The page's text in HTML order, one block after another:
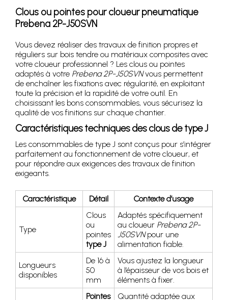
Clous ou pointes pour cloueur pneumatique
Prebena 2P-J50SVN
Vous devez réaliser des travaux de finition propres et
réguliers sur bois tendre ou matériaux composites avec
votre cloueur professionnel ? Les clous ou pointes
adaptés à votre Prebena 2P-J50SVNvous permettent
de enchaîner les fixations avec régularité, en exploitant
toute la précision et la rapidité de votre outil. En
choisissant les bons consommables, vous sécurisez la
qualité de vos finitions sur chaque chantier.
Caractéristiques techniques des clous de type J
Les consommables de type J sont conçus pour s’intégrer
parfaitement au fonctionnement de votre cloueur, et
pour répondre aux exigences des travaux de finition
exigeants.
Caractéristique Détail Contexte d’usage
Type
Clous
ou
pointes
type J
Adaptés spécifiquement
au cloueur Prebena 2P-
J50SVNpour une
alimentation fiable.
Longueurs
disponibles
De 16 à
50
mm
Vous ajustez la longueur
à l’épaisseur de vos bois et
éléments à fixer.
Pointes
Quantité adaptée aux